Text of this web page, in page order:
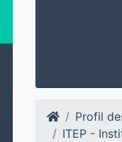
Profil
ITEP -